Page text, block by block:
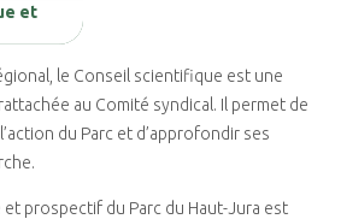
et
le Conseil scientifique est une
au Comité syndical. Il permet de
du Parc et d’approfondir ses
prospectif du Parc du Haut-Jura est